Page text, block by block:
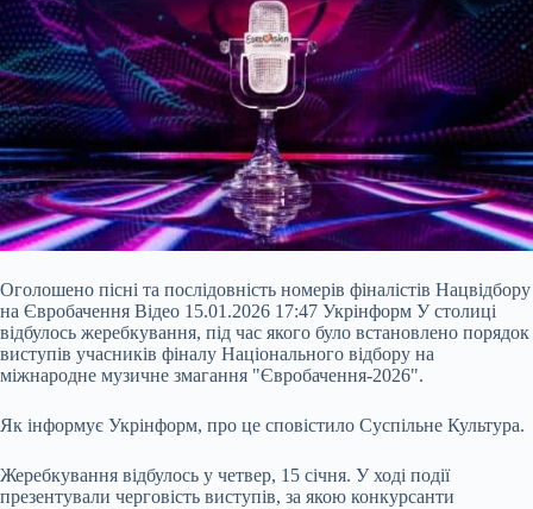
Оголошено пісні та послідовність номерів фіналістів Нацвідбору
на Євробачення Відео 15.01.2026 17:47 Укрінформ У столиці
відбулось жеребкування, під час якого було встановлено порядок
виступів учасників фіналу Національного відбору на
міжнародне музичне змагання "Євробачення‑2026".
Як інформує Укрінформ, про це сповістило Суспільне Культура.
Жеребкування відбулось у четвер, 15 січня. У ході події
презентували черговість виступів, за якою конкурсанти